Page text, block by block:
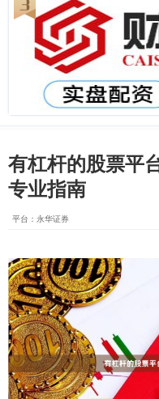
有杠杆的股票平
专业指南
平台：永华证券